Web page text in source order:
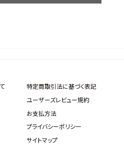
特定商取引法に基づく表記
ユーザーズレビュー規約
お支払方法
プライバシーポリシー
サイトマップ